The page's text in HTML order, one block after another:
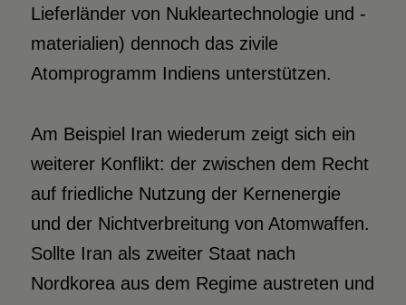
Lieferländer von Nukleartechnologie und -
materialien) dennoch das zivile
Atomprogramm Indiens unterstützen.
Am Beispiel Iran wiederum zeigt sich ein
weiterer Konflikt: der zwischen dem Recht
auf friedliche Nutzung der Kernenergie
und der Nichtverbreitung von Atomwaffen.
Sollte Iran als zweiter Staat nach
Nordkorea aus dem Regime austreten und